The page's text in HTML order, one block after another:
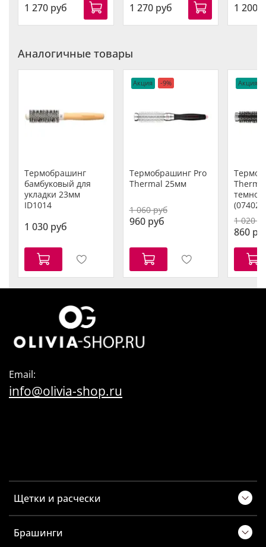
1 270 руб 1 270 руб 1 200
Аналогичные товары
Термобрашинг
бамбуковый для
укладки 23мм
ID1014
1 030 руб
Акция -9%
Термобрашинг Pro
Thermal 25мм
1 060 руб
960 руб
Акция
(07402)
1 020
860
Щетки и расчески
Брашинги
Email:
info@olivia-shop.ru